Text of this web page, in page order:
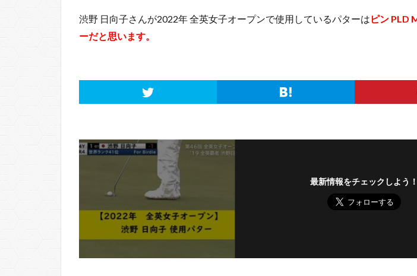
渋野 日向子さんが2022年 全英女子オープンで使用しているパターは ピン PLD
ーだと思います。
最新情報をチェックしよう！